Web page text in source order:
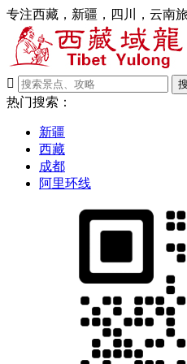
专注西藏，新疆，四川，云南

热门搜索：
新疆
西藏
成都
阿里环线